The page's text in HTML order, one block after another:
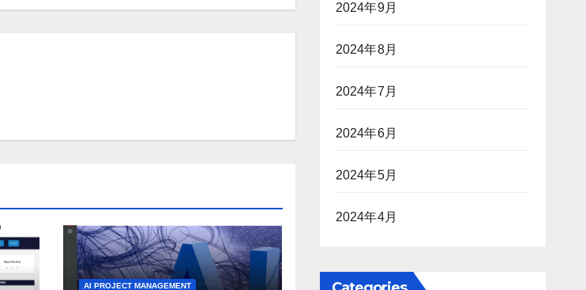
AI PROJECT MANAGEMENT
2024年9月
2024年8月
2024年7月
2024年6月
2024年5月
2024年4月